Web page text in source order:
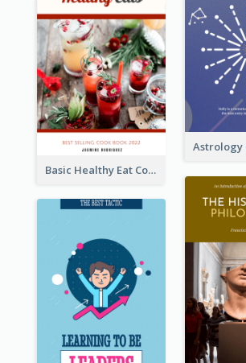
Basic Healthy Eat Cooking Book Cover